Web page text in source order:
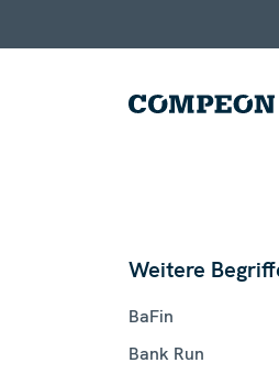
Weitere
BaFin
Bank Run